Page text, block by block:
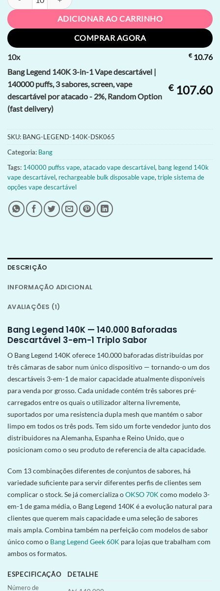
ADICIONAR AO CARRINHO
COMPRAR AGORA
10x €10.76
Bang Legend 140K 3-in-1 Vape descartável |
140000 puffs, 3 sabores, screen, vape
descartável por atacado - 2%, Random Option
(fast delivery)
€107.60
SKU: BANG-LEGEND-140K-DSK065
Categoria: Bang
Tags: 140000 puffss vape, atacado vape descartável, bang legend 140k
vape descartável, rechargeable bulk disposable vape, triple sistema de
opções vape descartável
DESCRIÇÃO
INFORMAÇÃO ADICIONAL
AVALIAÇÕES (1)
Bang Legend 140K — 140.000 Baforadas
Descartável 3-em-1 Triplo Sabor
O Bang Legend 140K oferece 140.000 baforadas distribuídas por
três câmaras de sabor num único dispositivo — tornando-o um dos
descartáveis 3-em-1 de maior capacidade atualmente disponíveis
para venda por grosso. Cada unidade contém três sabores pré-
carregados entre os quais o utilizador alterna livremente,
suportados por uma resistencia dupla mesh que mantém o sabor
limpo em todos os três pods. Tem sido um forte vendedor junto dos
distribuidores na Alemanha, Espanha e Reino Unido, que o
posicionam como o seu produto de referencia de alta capacidade.
Com 13 combinações diferentes de conjuntos de sabores, há
variedade suficiente para servir diferentes perfis de clientes sem
complicar o stock. Se já comercializa oOKSO 70K como modelo 3-
em-1 de gama média, o Bang Legend 140K é a evolução natural para
clientes que querem mais capacidade e uma seleção de sabores
mais ampla. Combina também na perfeição com modelos de sabor
único como o Bang Legend Geek 60K para lojas que trabalham com
ambos os formatos.
ESPECIFICAÇÃO
DETALHE
Número de